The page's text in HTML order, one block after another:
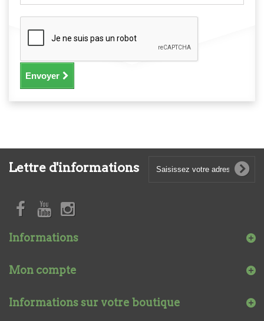
Envoyer
Lettre d'informations
Informations
Mon compte
Informations sur votre boutique